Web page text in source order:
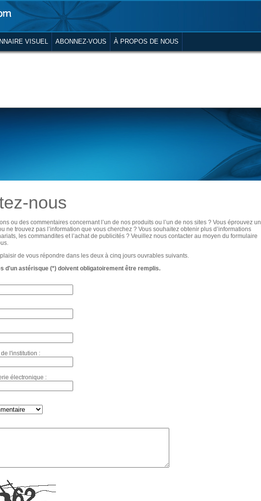
VISUEL ABONNEZ-VOUS À PROPOS DE NOUS
nous
ou des commentaires concernant l’un de nos produits ou l’un de nos sites ? Vous éprouvez un
ne trouvez pas l’information que vous cherchez ? Vous souhaitez obtenir plus d’informations
les commandites et l’achat de publicités ? Veuillez nous contacter au moyen du formulaire
de vous répondre dans les deux à cinq jours ouvrables suivants.
d'un astérisque (*) doivent obligatoirement être remplis.
l'institution :
électronique :